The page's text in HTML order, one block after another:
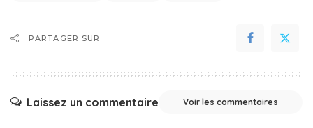
PARTAGER SUR
Laissez un commentaire Voir les commentaires